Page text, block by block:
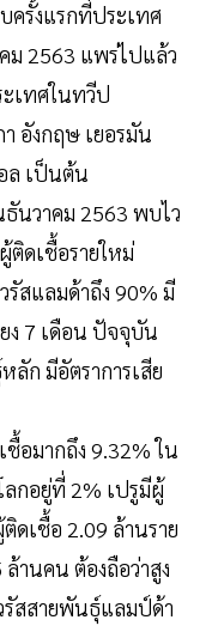
ครั้งแรกที่ประเทศ
ม 2563 แพร่ไปแล้ว
เทศในทวีป
อังกฤษ เยอรมัน
ล เป็นต้น
ธันวาคม 2563 พบไว
ติดเชื้อรายใหม่
สแลมด้าถึง 90% มี
ยง 7 เดือน ปัจจุบัน
ลัก มีอัตราการเสีย
อมากถึง 9.32% ใน
ลกอยู่ที่ 2% เปรูมีผู้
ดเชื้อ 2.09 ล้านราย
านคน ต้องถือว่าสูง
รัสสายพันธุ์แลมป์ด้า